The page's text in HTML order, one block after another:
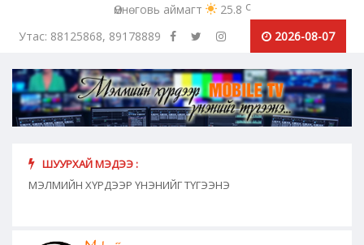
Өмнөговь аймагт 25.8 c
Утас: 88125868, 89178889
2026-08-07
ШУУРХАЙ МЭДЭЭ :
МЭЛМИЙН ХҮРДЭЭР ҮНЭНИЙГ ТҮГЭЭНЭ